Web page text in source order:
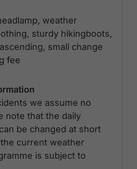
weather
sturdy hikingboots,
small change
fee
we assume no
note that the daily
be changed at short
current weather
is subject to